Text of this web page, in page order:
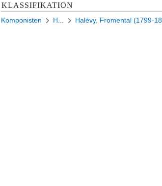
KLASSIFIKATION
Komponisten H... Halévy, Fromental (1799-